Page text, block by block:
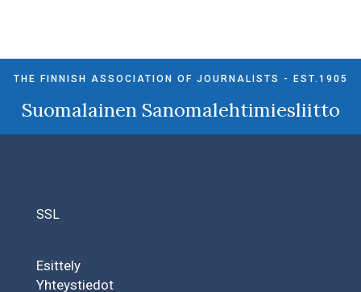
THE FINNISH ASSOCIATION OF JOURNALISTS - EST.1905
Suomalainen Sanomalehtimiesliitto
SSL
Esittely
Yhteystiedot